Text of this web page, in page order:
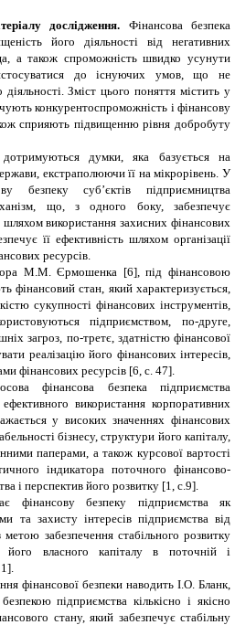
дослідження. Фінансова безпека
його діяльності від негативних
а також спроможність швидко усунути
до існуючих умов, що не
Зміст цього поняття містить у
конкурентоспроможність і фінансову
сприяють підвищенню рівня добробуту
дотримуються думки, яка базується на
екстраполюючи її на мікрорівень. У
безпеку суб’єктів підприємництва
що, з одного боку, забезпечує
шляхом використання захисних фінансових
її ефективність шляхом організації
ресурсів.
М.М. Єрмошенка [6], під фінансовою
фінансовий стан, який характеризується,
сукупності фінансових інструментів,
підприємством, по-друге,
загроз, по-третє, здатністю фінансової
реалізацію його фінансових інтересів,
фінансових ресурсів [6, с. 47]
фінансова безпека підприємства
використання корпоративних
у високих значеннях фінансових
бізнесу, структури його капіталу,
паперами, а також курсової вартості
індикатора поточного фінансово-
і перспектив його розвитку [1, с.9].
фінансову безпеку підприємства як
та захисту інтересів підприємства від
метою забезпечення стабільного розвитку
його власного капіталу в поточній і
фінансової безпеки наводить І.О. Бланк,
підприємства кількісно і якісно
стану, який забезпечує стабільну